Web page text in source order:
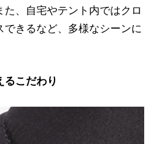
、自宅やテント内ではクロ
できるなど、多様なシーンに
るこだわり